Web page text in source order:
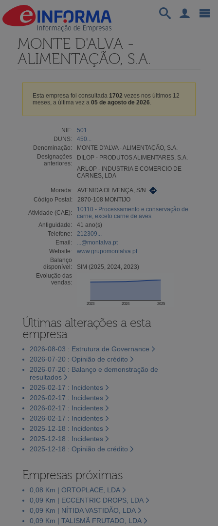
MONTE D'ALVA -
ALIMENTAÇÃO, S.A.
Esta empresa foi consultada 1702 vezes nos últimos 12
meses, a última vez a 05 de agosto de 2026.
NIF:
501...
DUNS:
450...
Denominação:
MONTE D'ALVA - ALIMENTAÇÃO, S.A.
Designações
anteriores:
DILOP - PRODUTOS ALIMENTARES, S.A.
ARLOP - INDUSTRIA E COMERCIO DE
CARNES, LDA
Morada:
AVENIDA OLIVENÇA, S/N
Código Postal:
2870-108 MONTIJO
Atividade (CAE):
10110 - Processamento e conservação de
carne, exceto carne de aves
Antiguidade:
41 ano(s)
Telefone:
212309...
Email:
...@montalva.pt
Website:
www.grupomontalva.pt
Balanço
disponível:
SIM (2025, 2024, 2023)
Evolução das
vendas:
2023 2024 2025
Últimas alterações a esta
empresa
2026-08-03 : Estrutura de Governance
2026-07-20 : Opinião de crédito
2026-07-20 : Balanço e demonstração de
resultados
2026-02-17 : Incidentes
2026-02-17 : Incidentes
2026-02-17 : Incidentes
2026-02-17 : Incidentes
2025-12-18 : Incidentes
2025-12-18 : Incidentes
2025-12-18 : Opinião de crédito
Empresas próximas
0,08 Km | ORTOPLACE, LDA
0,09 Km | ECCENTRIC DROPS, LDA
0,09 Km | NÍTIDA VASTIDÃO, LDA
0,09 Km | TALISMÃ FRUTADO, LDA